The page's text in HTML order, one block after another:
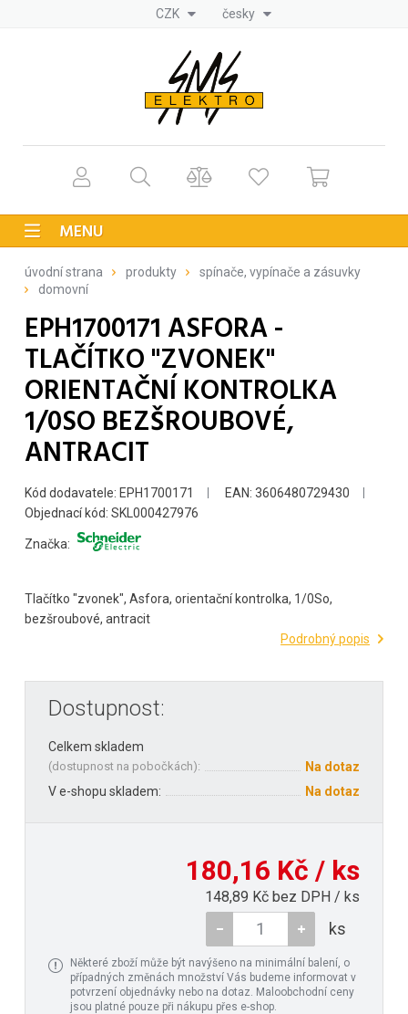
CZK česky
MENU
úvodní strana produkty
spínače, vypínače a zásuvky
domovní
EPH1700171 ASFORA -
TLAČÍTKO "ZVONEK"
ORIENTAČNÍ KONTROLKA
1/0SO BEZŠROUBOVÉ,
ANTRACIT
Kód dodavatele: EPH1700171
EAN: 3606480729430
Objednací kód: SKL000427976
Značka:
Tlačítko "zvonek", Asfora, orientační kontrolka, 1/0So,
bezšroubové, antracit
Podrobný popis
Dostupnost:
Celkem skladem
(dostupnost na pobočkách):
Na dotaz
V e-shopu skladem:
Na dotaz
180,16 Kč / ks
148,89 Kč bez DPH / ks
ks
Některé zboží může být navýšeno na minimální balení, o
případných změnách množství Vás budeme informovat v
potvrzení objednávky nebo na dotaz. Maloobchodní ceny
jsou platné pouze při nákupu přes e-shop.